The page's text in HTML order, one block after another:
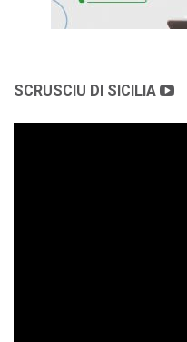
SCRUSCIU DI SICILIA